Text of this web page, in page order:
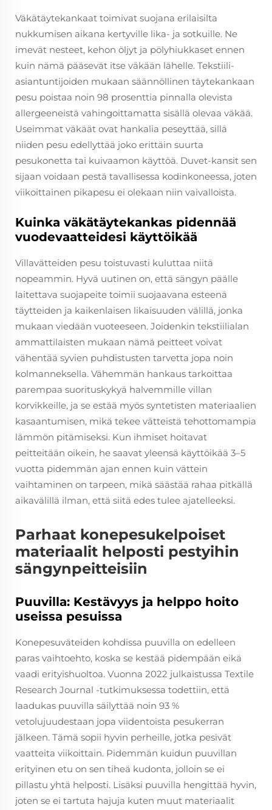
Väkätäytekankaat toimivat suojana erilaisilta
nukkumisen aikana kertyville lika- ja sotkuille. Ne
imevät nesteet, kehon öljyt ja pölyhiukkaset ennen
kuin nämä pääsevät itse väkään lähelle. Tekstiili­
asiantuntijoiden mukaan säännöllinen täytekankaan
pesu poistaa noin 98 prosenttia pinnalla olevista
allergeeneistä vahingoittamatta sisällä olevaa väkää.
Useimmat väkäät ovat hankalia peseyttää, sillä
niiden pesu edellyttää joko erittäin suurta
pesukonetta tai kuivaamon käyttöä. Duvet-kansit sen
sijaan voidaan pestä tavallisessa kodinkoneessa, joten
viikoittainen pikapesu ei olekaan niin vaivalloista.
Kuinka väkätäytekankas pidennää
vuodevaatteidesi käyttöikää
Villavätteiden pesu toistuvasti kuluttaa niitä
nopeammin. Hyvä uutinen on, että sängyn päälle
laitettava suojapeite toimii suojaavana esteenä
täytteiden ja kaikenlaisen likaisuuden välillä, jonka
mukaan viedään vuoteeseen. Joidenkin tekstiilialan
ammattilaisten mukaan nämä peitteet voivat
vähentää syvien puhdistusten tarvetta jopa noin
kolmanneksella. Vähemmän hankaus tarkoittaa
parempaa suorituskykyä halvemmille villan
korvikkeille, ja se estää myös syntetisten materiaalien
kasaantumisen, mikä tekee vätteistä tehottomampia
lämmön pitämiseksi. Kun ihmiset hoitavat
peitteitään oikein, he saavat yleensä käyttöikää 3–5
vuotta pidemmän ajan ennen kuin vättein
vaihtaminen on tarpeen, mikä säästää rahaa pitkällä
aikavälillä ilman, että siitä edes tulee ajatelleeksi.
Parhaat konepesukelpoiset
materiaalit helposti pestyihin
sängynpeitteisiin
Puuvilla: Kestävyys ja helppo hoito
useissa pesuissa
Konepesuväteiden kohdissa puuvilla on edelleen
paras vaihtoehto, koska se kestää pidempään eikä
vaadi erityishuoltoa. Vuonna 2022 julkaistussa Textile
Research Journal -tutkimuksessa todettiin, että
laadukas puuvilla säilyttää noin 93 %
vetolujuudestaan jopa viidentoista pesukerran
jälkeen. Tämä sopii hyvin perheille, jotka pesivät
vaatteita viikoittain. Pidemmän kuidun puuvillan
erityinen etu on sen tiheä kudonta, jolloin se ei
pillastu yhtä helposti. Lisäksi puuvilla hengittää hyvin,
joten se ei tartuta hajuja kuten muut materiaalit